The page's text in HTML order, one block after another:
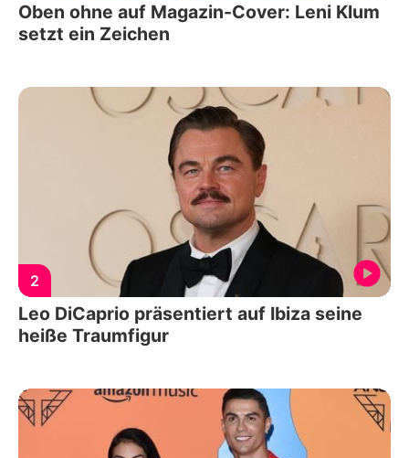
Oben ohne auf Magazin-Cover: Leni Klum
setzt ein Zeichen
2
Leo DiCaprio präsentiert auf Ibiza seine
heiße Traumfigur